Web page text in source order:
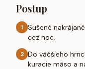
Postup
1
Sušené
cez noc.
2 Do väčšieho
kuracie mäso a